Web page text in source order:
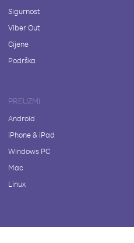
Sigurnost
Viber Out
Cijene
Podrška
PREUZMI
Android
iPhone & iPad
Windows PC
Mac
Linux